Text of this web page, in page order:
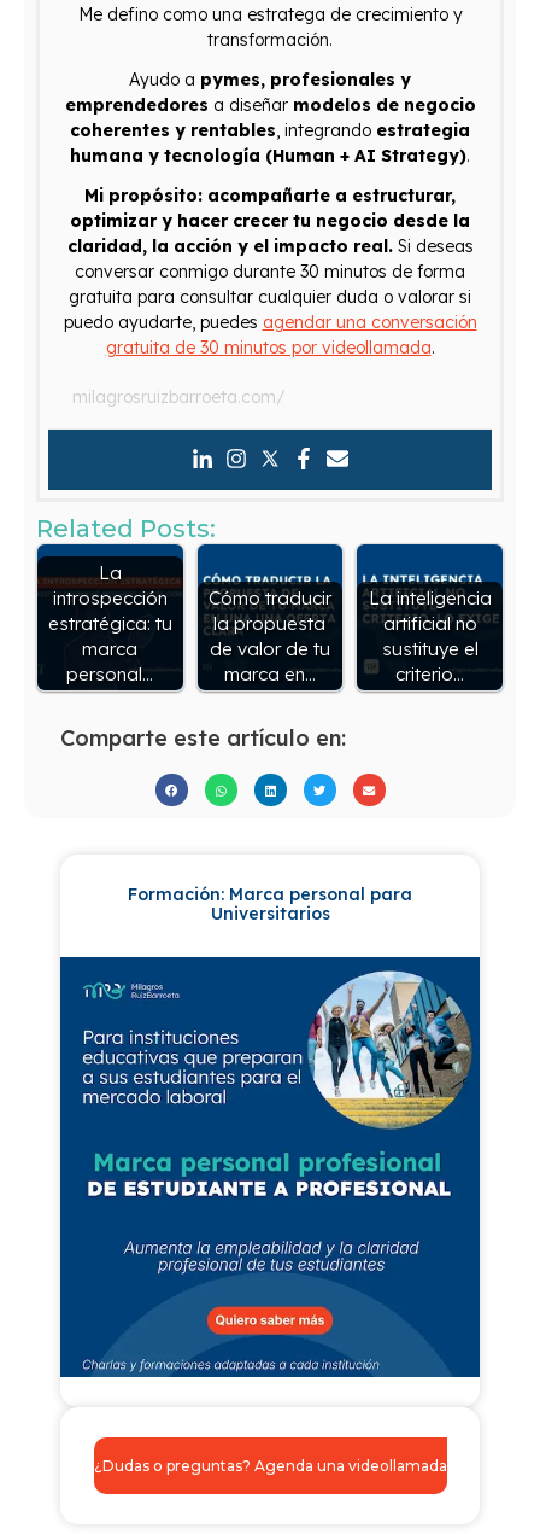
Me defino como una estratega de crecimiento y
transformación.
Ayudo a pymes, profesionales y
emprendedores a diseñar modelos de negocio
coherentes y rentables, integrando estrategia
humana y tecnología (Human + AI Strategy).
Mi propósito: acompañarte a estructurar,
optimizar y hacer crecer tu negocio desde la
claridad, la acción y el impacto real.Si deseas
conversar conmigo durante 30 minutos de forma
gratuita para consultar cualquier duda o valorar si
puedo ayudarte, puedes agendar una conversación
gratuita de 30 minutos por videollamada.
milagrosruizbarroeta.com/
Related Posts:
La
introspección
estratégica: tu
marca
personal…
Cómo traducir
la propuesta
de valor de tu
marca en…
La inteligencia
artificial no
sustituye el
criterio…
Comparte este artículo en:
Formación: Marca personal para
Universitarios
¿Dudas o preguntas? Agenda una videollamada